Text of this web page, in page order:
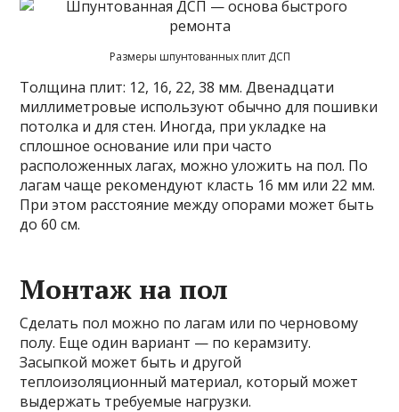
Размеры шпунтованных плит ДСП
Толщина плит: 12, 16, 22, 38 мм. Двенадцати
миллиметровые используют обычно для пошивки
потолка и для стен. Иногда, при укладке на
сплошное основание или при часто
расположенных лагах, можно уложить на пол. По
лагам чаще рекомендуют класть 16 мм или 22 мм.
При этом расстояние между опорами может быть
до 60 см.
Монтаж на пол
Сделать пол можно по лагам или по черновому
полу. Еще один вариант — по керамзиту.
Засыпкой может быть и другой
теплоизоляционный материал, который может
выдержать требуемые нагрузки.